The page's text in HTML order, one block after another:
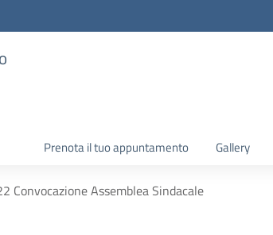
Prenota il tuo appuntamento Gallery
Convocazione Assemblea Sindacale